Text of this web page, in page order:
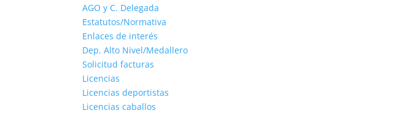
AGO y C. Delegada
Estatutos/Normativa
Enlaces de interés
Dep. Alto Nivel/Medallero
Solicitud facturas
Licencias
Licencias deportistas
Licencias caballos